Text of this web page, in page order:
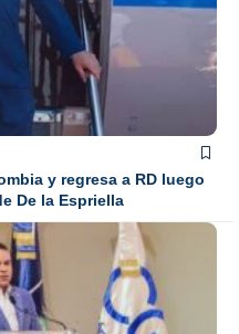
y regresa a RD luego
De la Espriella